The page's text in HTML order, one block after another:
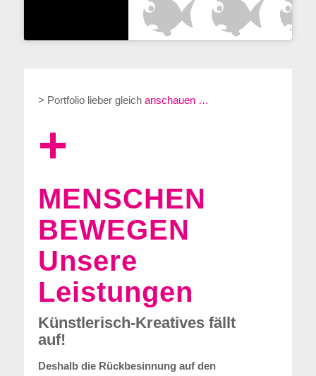
> Portfolio lieber gleich anschauen …
+
MENSCHEN
BEWEGEN
Unsere
Leistungen
Künstlerisch-Kreatives fällt
auf!
Deshalb die Rückbesinnung auf den